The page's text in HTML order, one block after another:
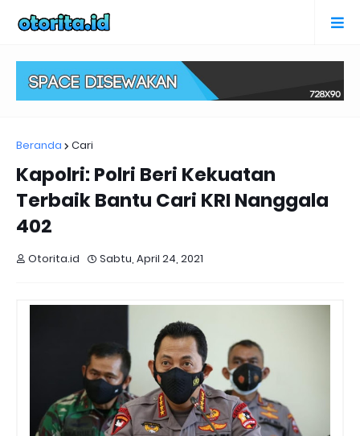
Beranda Cari
Kapolri: Polri Beri Kekuatan
Terbaik Bantu Cari KRI Nanggala
402
Otorita.id Sabtu, April 24, 2021